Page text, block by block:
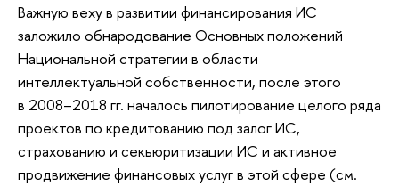
Важную веху в развитии финансирования ИС
заложило обнародование Основных положений
Национальной стратегии в области
интеллектуальной собственности, после этого
в 2008–2018 гг. началось пилотирование целого ряда
проектов по кредитованию под залог ИС,
страхованию и секьюритизации ИС и активное
продвижение финансовых услуг в этой сфере (см.